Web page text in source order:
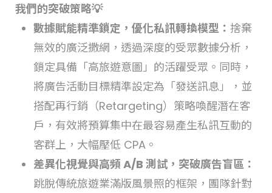
我們的突破策略💡
數據賦能精準鎖定，優化私訊轉換模型： 捨棄
無效的廣泛撒網，透過深度的受眾數據分析，
鎖定具備「高旅遊意圖」的活躍受眾。同時，
將廣告活動目標精準設定為「發送訊息」，並
搭配再行銷（Retargeting）策略喚醒潛在客
戶，有效將預算集中在最容易產生私訊互動的
客群上，大幅壓低 CPA。
差異化視覺與高頻 A/B 測試，突破廣告盲區：
跳脫傳統旅遊業滿版風景照的框架，團隊針對